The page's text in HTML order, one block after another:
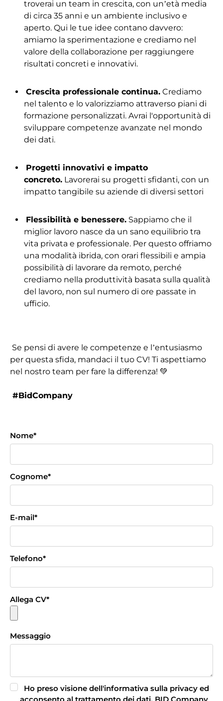
troverai un team in crescita, con un’età media
di circa 35 anni e un ambiente inclusivo e
aperto. Qui le tue idee contano davvero:
amiamo la sperimentazione e crediamo nel
valore della collaborazione per raggiungere
risultati concreti e innovativi.
Crescita professionale continua. Crediamo
nel talento e lo valorizziamo attraverso piani di
formazione personalizzati. Avrai l'opportunità di
sviluppare competenze avanzate nel mondo
dei dati.
Progetti innovativi e impatto
concreto. Lavorerai su progetti sfidanti, con un
impatto tangibile su aziende di diversi settori
Flessibilità e benessere. Sappiamo che il
miglior lavoro nasce da un sano equilibrio tra
vita privata e professionale. Per questo offriamo
una modalità ibrida, con orari flessibili e ampia
possibilità di lavorare da remoto, perché
crediamo nella produttività basata sulla qualità
del lavoro, non sul numero di ore passate in
ufficio.
Se pensi di avere le competenze e l’entusiasmo
per questa sfida, mandaci il tuo CV! Ti aspettiamo
nel nostro team per fare la differenza! 💚
#BidCompany
Nome*
Cognome*
E-mail*
Telefono*
Allega CV*
Messaggio
Ho preso visione dell'informativa sulla privacy ed